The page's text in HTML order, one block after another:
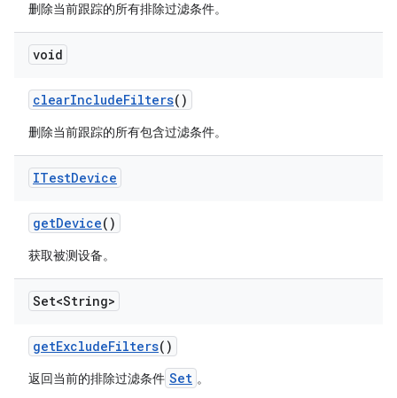
删除当前跟踪的所有排除过滤条件。
void
clearIncludeFilters()
删除当前跟踪的所有包含过滤条件。
ITestDevice
getDevice()
获取被测设备。
Set<String>
getExcludeFilters()
返回当前的排除过滤条件 Set 。